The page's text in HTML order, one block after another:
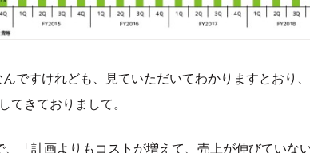
ですけれども、見ていただいてわかりますとおり
きておりまして。
、「計画よりもコストが増えて、売上が伸びていな